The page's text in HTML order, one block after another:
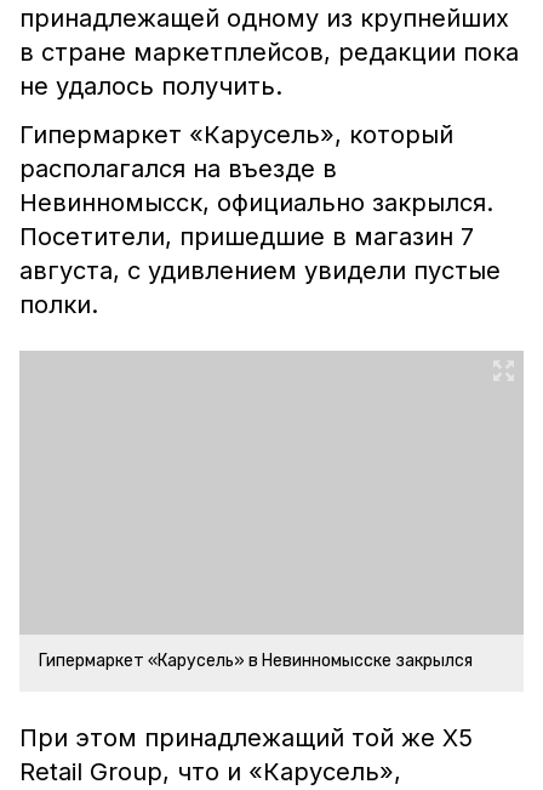
принадлежащей одному из крупнейших
в стране маркетплейсов, редакции пока
не удалось получить.
Гипермаркет «Карусель», который
располагался на въезде в
Невинномысск, официально закрылся.
Посетители, пришедшие в магазин 7
августа, с удивлением увидели пустые
полки.
Гипермаркет «Карусель» в Невинномысске закрылся
При этом принадлежащий той же X5
Retail Group, что и «Карусель»,